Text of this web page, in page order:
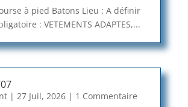
à pied Batons Lieu : A définir
: VETEMENTS ADAPTES,...
| 27 Juil, 2026| 1 Commentaire